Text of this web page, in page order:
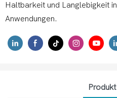
Haltbarkeit und Langlebigkeit
Anwendungen.